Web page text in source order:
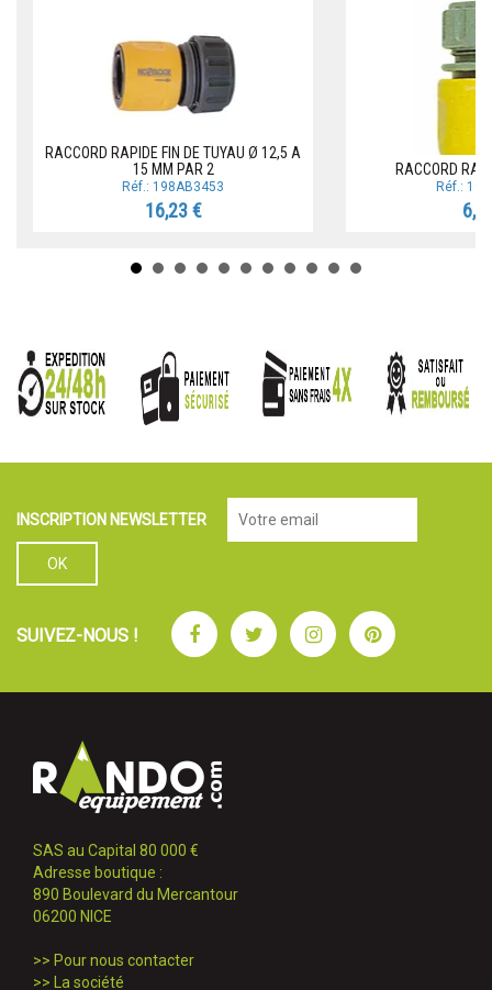
RACCORD RAPIDE FIN DE TUYAU Ø 12,5 A
15 MM PAR 2
Réf.: 198AB3453
16,23 €
RACCORD
Réf.:
INSCRIPTION NEWSLETTER
SUIVEZ-NOUS ! FacebookTwitterInstagramPinterest
SAS au Capital 80 000 €
Adresse boutique :
890 Boulevard du Mercantour
06200 NICE
>> Pour nous contacter
>> La société